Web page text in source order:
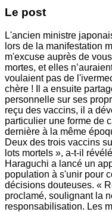
Le post
L'ancien ministre
lors de la manifestation
m'excuse auprès de
mortes, et elles
voulaient pas de
chère ! Il a ensuite
personnelle sur ses
reçu des vaccins, il a
particulier une forme de
dernière à la même
Deux des trois vaccins
lots mortels », a-t-il
Haraguchi a lancé un
population à s'unir pour
décisions douteuses. «
proclamé, soulignant la
responsabilisation. Les